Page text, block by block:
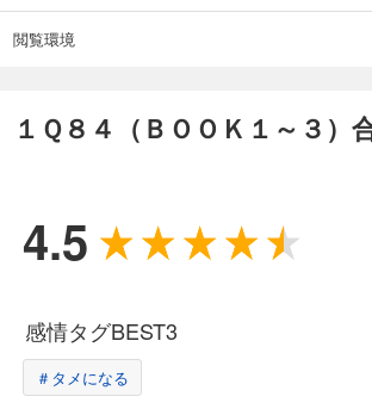
閲覧環境
１Ｑ８４（ＢＯＯＫ１～３
4.5
感情タグBEST3
＃タメになる